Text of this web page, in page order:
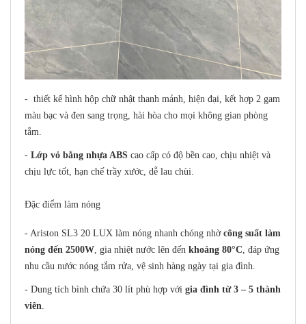
- thiết kế hình hộp chữ nhật thanh mảnh, hiện đại, kết hợp 2 gam
màu bạc và đen sang trọng, hài hòa cho mọi không gian phòng
tắm.
- Lớp vỏ bằng nhựa ABS cao cấp có độ bền cao, chịu nhiệt và
chịu lực tốt, hạn chế trầy xước, dễ lau chùi.
Đặc điểm làm nóng
- Ariston SL3 20 LUX làm nóng nhanh chóng nhờ công suất làm
nóng đến 2500W, gia nhiệt nước lên đến khoảng 80°C, đáp ứng
nhu cầu nước nóng tắm rửa, vệ sinh hàng ngày tại gia đình.
- Dung tích bình chứa 30 lít phù hợp với gia đình từ 3 – 5 thành
viên.